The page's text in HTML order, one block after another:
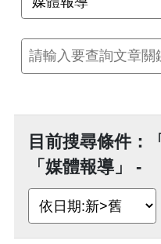
目前搜尋條件：
「媒體報導」 -